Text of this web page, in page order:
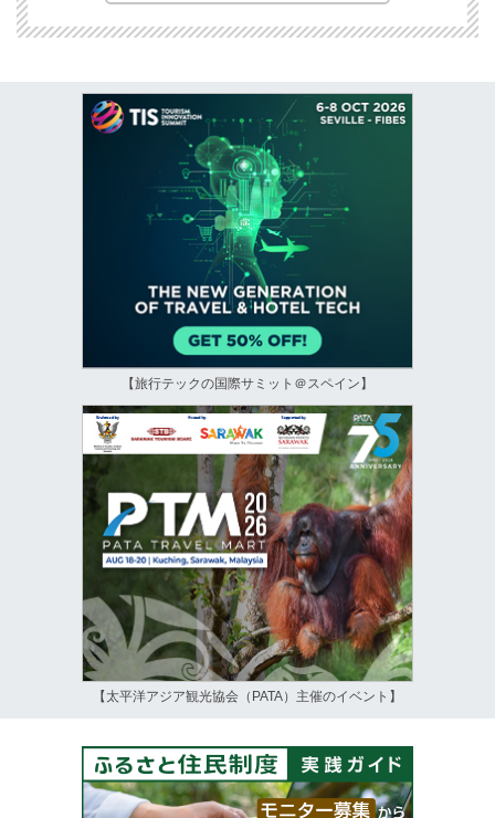
【旅行テックの国際サミット＠スペイン】
【太平洋アジア観光協会（PATA）主催のイベント】